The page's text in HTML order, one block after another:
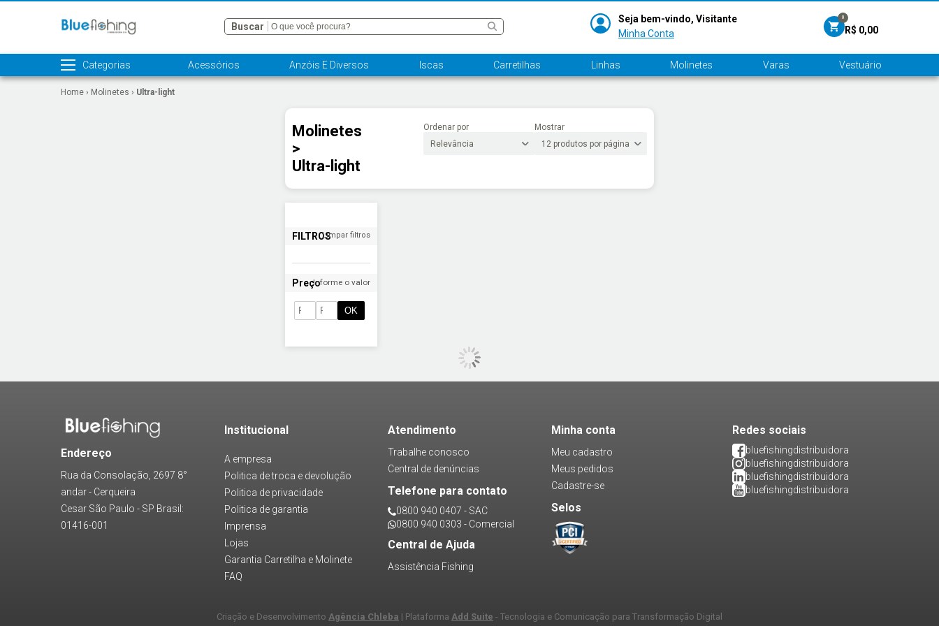
Buscar
Seja bem-vindo, Visitante
Minha Conta
0
R$ 0,00
Categorias Acessórios Anzóis E Diversos Iscas Carretilhas Linhas Molinetes Varas Vestuário
Home › Molinetes › Ultra-light
Molinetes
>
Ultra-light
Ordenar por Mostrar
FILTROSLimpar filtros
PreçoInforme o valor
OK
Endereço
Rua da Consolação, 2697 8°
andar - Cerqueira
Cesar São Paulo - SP Brasil:
01416-001
Institucional
A empresa
Politica de troca e devolução
Politica de privacidade
Politica de garantia
Imprensa
Lojas
Garantia Carretilha e Molinete
FAQ
Atendimento
Trabalhe conosco
Central de denúncias
Telefone para contato
0800 940 0407 - SAC
0800 940 0303 - Comercial
Central de Ajuda
Assistência Fishing
Minha conta
Meu cadastro
Meus pedidos
Cadastre-se
Selos
Redes sociais
bluefishingdistribuidora
bluefishingdistribuidora
bluefishingdistribuidora
bluefishingdistribuidora
Criação e Desenvolvimento Agência Chleba | Plataforma Add Suite - Tecnologia e Comunicação para Transformação Digital